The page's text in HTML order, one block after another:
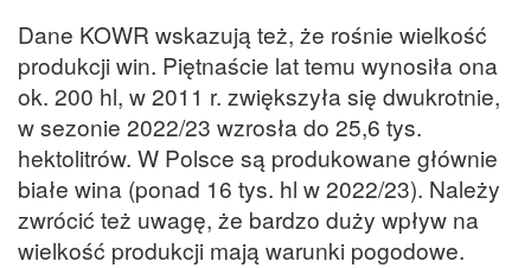
Dane KOWR wskazują też, że rośnie wielkość
produkcji win. Piętnaście lat temu wynosiła ona
ok. 200 hl, w 2011 r. zwiększyła się dwukrotnie,
w sezonie 2022/23 wzrosła do 25,6 tys.
hektolitrów. W Polsce są produkowane głównie
białe wina (ponad 16 tys. hl w 2022/23). Należy
zwrócić też uwagę, że bardzo duży wpływ na
wielkość produkcji mają warunki pogodowe.